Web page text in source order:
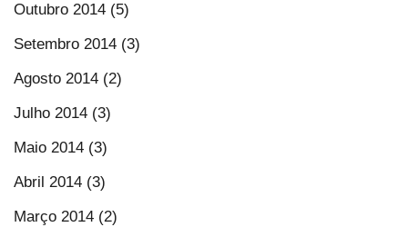
Outubro 2014 (5)
Setembro 2014 (3)
Agosto 2014 (2)
Julho 2014 (3)
Maio 2014 (3)
Abril 2014 (3)
Março 2014 (2)